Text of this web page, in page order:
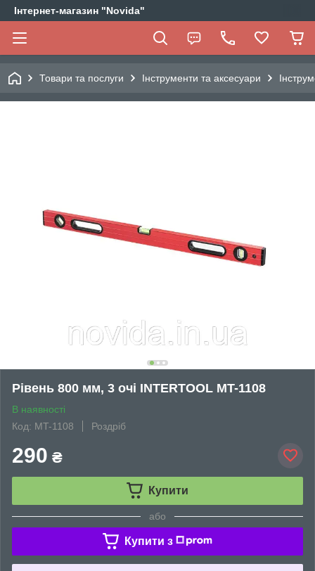
Інтернет-магазин "Novida"
Товари та послуги Інструменти та аксесуари
Рівень 800 мм, 3 очі INTERTOOL MT-1108
В наявності
Код: MT-1108
Роздріб
290 ₴
Купити
або
Купити з